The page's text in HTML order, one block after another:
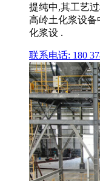
提纯中,其工艺
高岭土化浆设备
化浆设 .
联系电话: 180